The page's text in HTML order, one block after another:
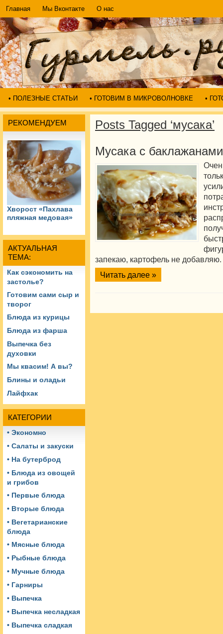
Главная Мы Вконтакте О нас
• ПОЛЕЗНЫЕ СТАТЬИ • ГОТОВИМ В МИКРОВОЛНОВКЕ •
РЕКОМЕНДУЕМ
Хворост «Пахлава
пляжная медовая»
АКТУАЛЬНАЯ
ТЕМА:
Как сэкономить на
застолье?
Готовим сами сыр и
творог
Блюда из курицы
Блюда из фарша
Выпечка без
духовки
Мы квасим! А вы?
Блины и оладьи
Лайфхак
КАТЕГОРИИ
• Экономно
• Салаты и закуски
• На бутерброд
• Блюда из овощей
и грибов
• Первые блюда
• Вторые блюда
• Вегетарианские
блюда
• Мясные блюда
• Рыбные блюда
• Мучные блюда
• Гарниры
• Выпечка
• Выпечка несладкая
• Выпечка сладкая
Posts Tagged ‘мусака’
Мусака с баклажанами
запекаю, картофель не добавляю.
Читать далее »